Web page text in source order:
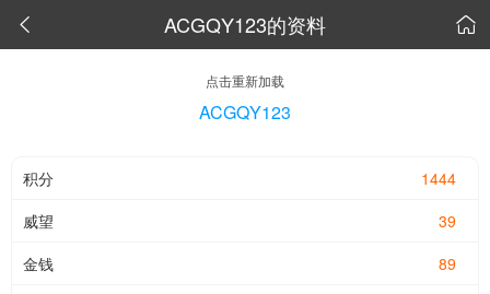
 ACGQY123的资料 
点击重新加载
ACGQY123
1444
积分
39
威望
89
金钱